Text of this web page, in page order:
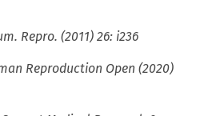
Repro. (2011) 26: i236
Reproduction Open (2020)